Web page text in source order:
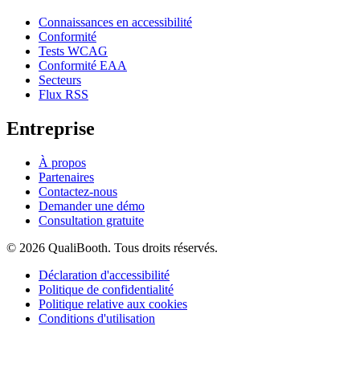
Connaissances en accessibilité
Conformité
Tests WCAG
Conformité EAA
Secteurs
Flux RSS
Entreprise
À propos
Partenaires
Contactez-nous
Demander une démo
Consultation gratuite
© 2026 QualiBooth. Tous droits réservés.
Déclaration d'accessibilité
Politique de confidentialité
Politique relative aux cookies
Conditions d'utilisation